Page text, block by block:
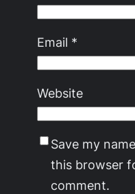
Email *
Website
Save my
this browser
comment.